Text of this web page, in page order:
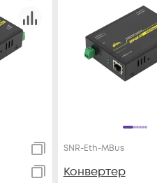
SNR-Eth-MBus
Конвертер